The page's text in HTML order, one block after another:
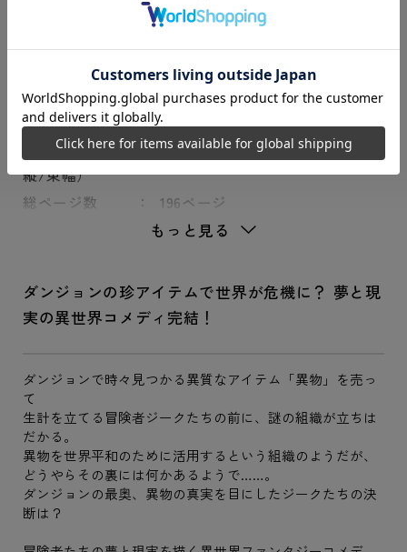
9784049721300
レーベル
MFコミックス アライブ＋シリー
ズ
商品形態
コミックス
サイズ
Ｂ６判
商品寸法（横/
縦/束幅）
128 × 182 × 13 mm
総ページ数 196ページ
もっと見る
ダンジョンの珍アイテムで世界が危機に？ 夢と現
実の異世界コメディ完結！
ダンジョンで時々見つかる異質なアイテム「異物」を売っ
て
生計を立てる冒険者ジークたちの前に、謎の組織が立ちは
だかる。
異物を世界平和のために活用するという組織のようだが、
どうやらその裏には何かあるようで……。
ダンジョンの最奥、異物の真実を目にしたジークたちの決
断は？